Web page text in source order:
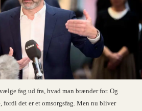
fag ud fra, hvad man brænder for. Og
fordi det er et omsorgsfag. Men nu bliver